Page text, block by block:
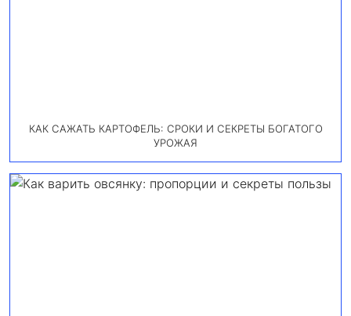
КАК САЖАТЬ КАРТОФЕЛЬ: СРОКИ И СЕКРЕТЫ БОГАТОГО
УРОЖАЯ